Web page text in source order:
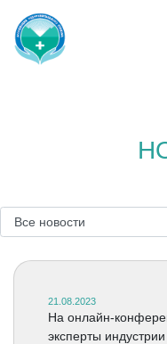
21.08.2023
На онлайн-
эксперты